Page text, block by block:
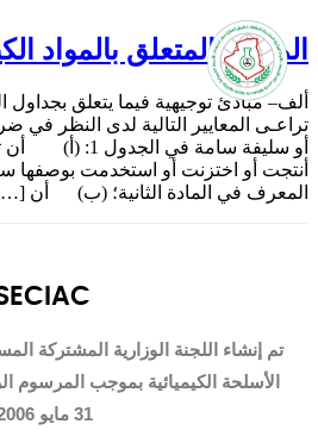
المرفق المتعلق بالمواد
تراعـى المعايير التالية لدى النظر في
أو سليفة سامة في
أنتجت أو اختزنت أو استخدمت بوصفها
المعرف في المادة الثانية؛ (ب) أن […]
SECIAC
تم إنشاء اللجنة الوزارية المشتركة
31 مايو 2006.